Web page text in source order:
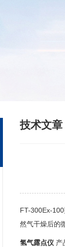
技术文章
FT-300Ex-
然气干燥后的
氢气露点仪 产